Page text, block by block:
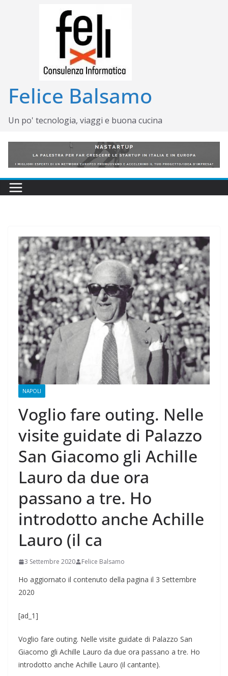
Felice Balsamo
Un po' tecnologia, viaggi e buona cucina
NAPOLI
Voglio fare outing. Nelle
visite guidate di Palazzo
San Giacomo gli Achille
Lauro da due ora
passano a tre. Ho
introdotto anche Achille
Lauro (il ca
3 Settembre 2020 Felice Balsamo
Ho aggiornato il contenuto della pagina il 3 Settembre
2020
[ad_1]
Voglio fare outing. Nelle visite guidate di Palazzo San
Giacomo gli Achille Lauro da due ora passano a tre. Ho
introdotto anche Achille Lauro (il cantante).